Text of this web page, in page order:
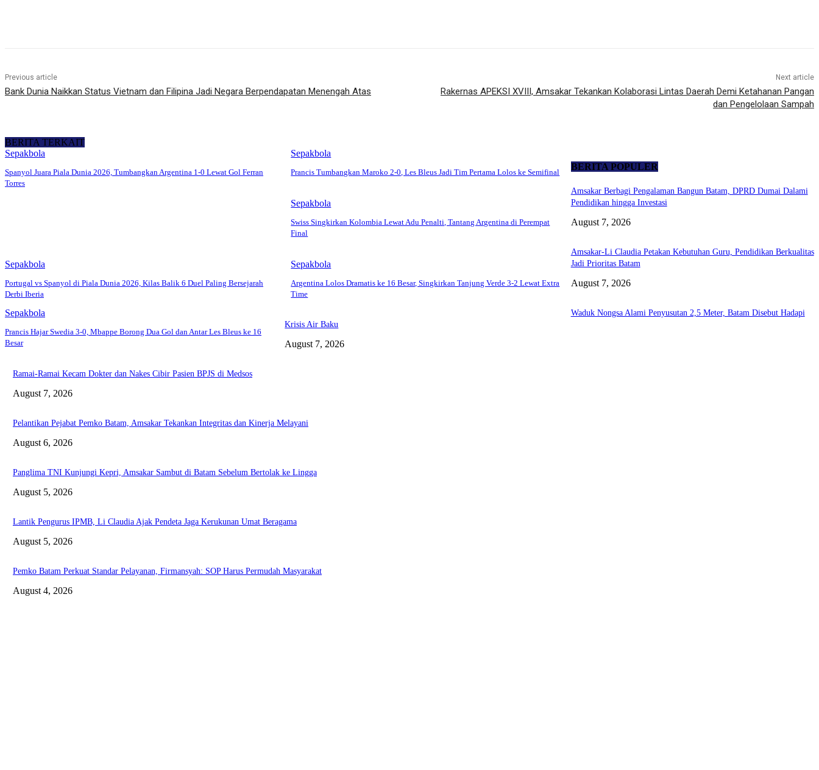
Previous article
Bank Dunia Naikkan Status Vietnam dan Filipina Jadi Negara Berpendapatan Menengah Atas
Next article
Rakernas APEKSI XVIII, Amsakar Tekankan Kolaborasi Lintas Daerah Demi Ketahanan Pangan
dan Pengelolaan Sampah
BERITA TERKAIT
Sepakbola
Spanyol Juara Piala Dunia 2026, Tumbangkan Argentina 1-0 Lewat Gol Ferran
Torres
Sepakbola
Prancis Tumbangkan Maroko 2-0, Les Bleus Jadi Tim Pertama Lolos ke Semifinal
Sepakbola
Swiss Singkirkan Kolombia Lewat Adu Penalti, Tantang Argentina di Perempat
Final
Sepakbola
Portugal vs Spanyol di Piala Dunia 2026, Kilas Balik 6 Duel Paling Bersejarah
Derbi Iberia
Sepakbola
Argentina Lolos Dramatis ke 16 Besar, Singkirkan Tanjung Verde 3-2 Lewat Extra
Time
Sepakbola
Prancis Hajar Swedia 3-0, Mbappe Borong Dua Gol dan Antar Les Bleus ke 16
Besar
BERITA POPULER
Amsakar Berbagi Pengalaman Bangun Batam, DPRD Dumai Dalami
Pendidikan hingga Investasi
August 7, 2026
Amsakar-Li Claudia Petakan Kebutuhan Guru, Pendidikan Berkualitas
Jadi Prioritas Batam
August 7, 2026
Waduk Nongsa Alami Penyusutan 2,5 Meter, Batam Disebut Hadapi
Krisis Air Baku
August 7, 2026
Ramai-Ramai Kecam Dokter dan Nakes Cibir Pasien BPJS di Medsos
August 7, 2026
Pelantikan Pejabat Pemko Batam, Amsakar Tekankan Integritas dan Kinerja Melayani
August 6, 2026
Panglima TNI Kunjungi Kepri, Amsakar Sambut di Batam Sebelum Bertolak ke Lingga
August 5, 2026
Lantik Pengurus IPMB, Li Claudia Ajak Pendeta Jaga Kerukunan Umat Beragama
August 5, 2026
Pemko Batam Perkuat Standar Pelayanan, Firmansyah: SOP Harus Permudah Masyarakat
August 4, 2026